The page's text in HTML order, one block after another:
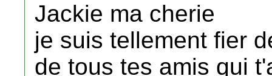
Jackie ma cherie
je suis tellement fier
de tous tes amis qui